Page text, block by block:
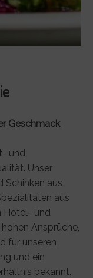
Geschmack
und
Unser
Schinken aus
aus
Hotel- und
Ansprüche,
für unseren
und ein
bekannt.